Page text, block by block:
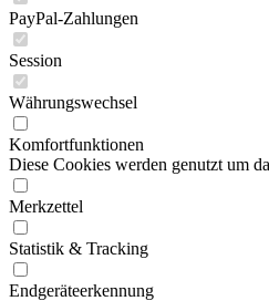
PayPal-Zahlungen
Session
Währungswechsel
Komfortfunktionen
Diese Cookies werden genutzt um
Merkzettel
Statistik & Tracking
Endgeräteerkennung